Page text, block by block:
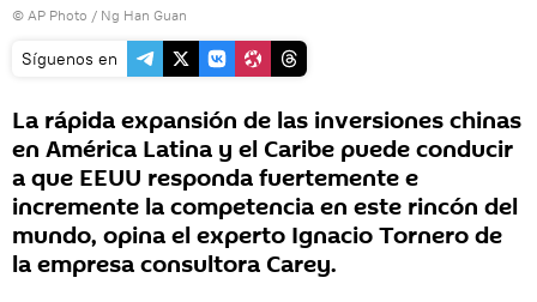
© AP Photo / Ng Han Guan
Síguenos en
La rápida expansión de las inversiones chinas
en América Latina y el Caribe puede conducir
a que EEUU responda fuertemente e
incremente la competencia en este rincón del
mundo, opina el experto Ignacio Tornero de
la empresa consultora Carey.